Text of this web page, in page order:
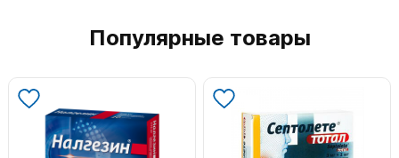
Популярные товары